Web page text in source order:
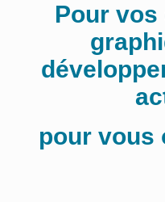
Pour
pour vous